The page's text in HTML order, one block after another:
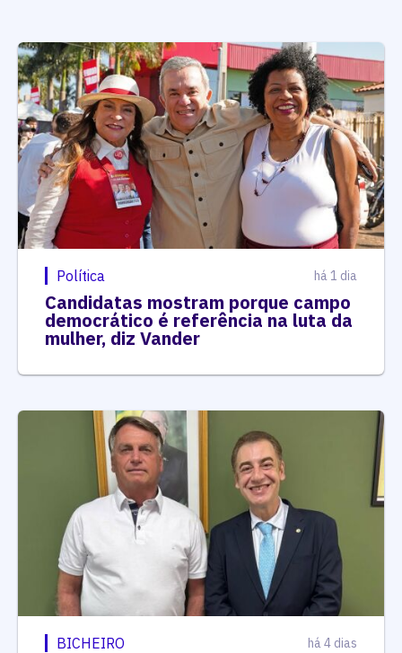
Política há 1 dia
Candidatas mostram porque campo
democrático é referência na luta da
mulher, diz Vander
BICHEIRO há 4 dias